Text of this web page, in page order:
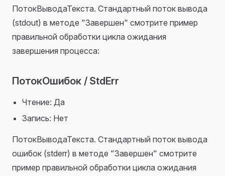
ПотокВыводаТекста. Стандартный поток вывода
(stdout) в методе "Завершен" смотрите пример
правильной обработки цикла ожидания
завершения процесса:
ПотокОшибок / StdErr
Чтение: Да
Запись: Нет
ПотокВыводаТекста. Стандартный поток вывода
ошибок (stderr) в методе "Завершен" смотрите
пример правильной обработки цикла ожидания